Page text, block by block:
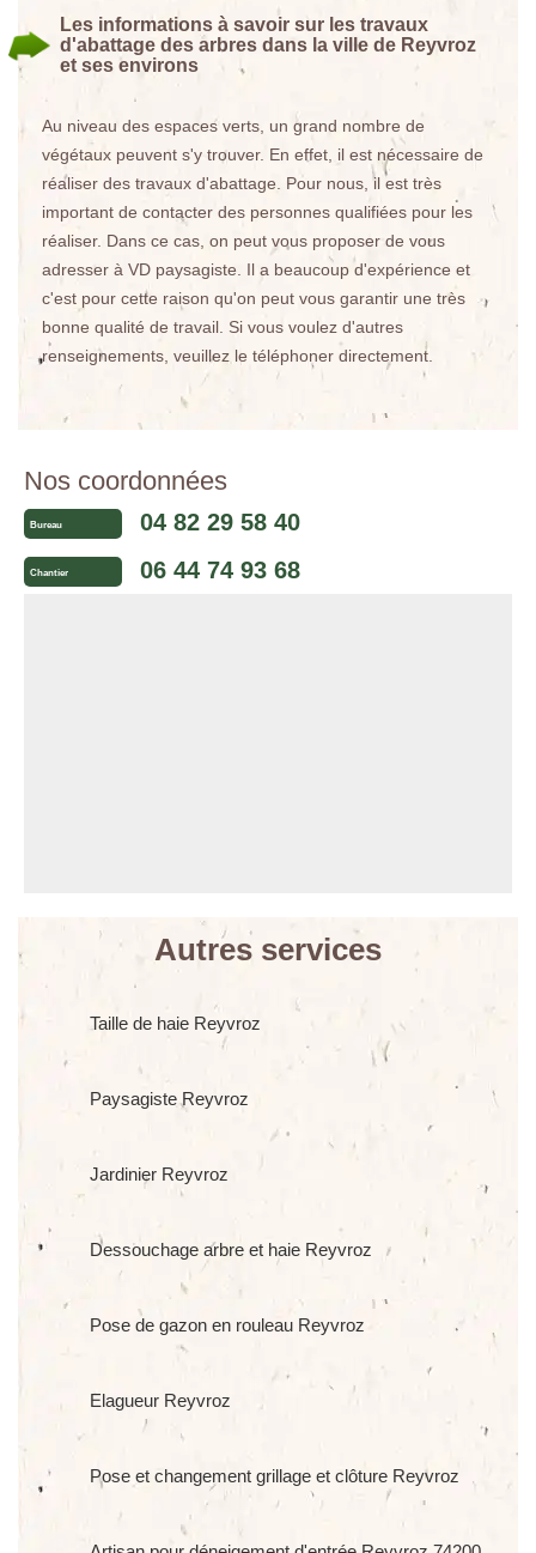
Les informations à savoir sur les travaux
d'abattage des arbres dans la ville de Reyvroz
et ses environs
Au niveau des espaces verts, un grand nombre de
végétaux peuvent s'y trouver. En effet, il est nécessaire de
réaliser des travaux d'abattage. Pour nous, il est très
important de contacter des personnes qualifiées pour les
réaliser. Dans ce cas, on peut vous proposer de vous
adresser à VD paysagiste. Il a beaucoup d'expérience et
c'est pour cette raison qu'on peut vous garantir une très
bonne qualité de travail. Si vous voulez d'autres
renseignements, veuillez le téléphoner directement.
Nos coordonnées
Bureau 04 82 29 58 40
Chantier 06 44 74 93 68
Autres services
Taille de haie Reyvroz
Paysagiste Reyvroz
Jardinier Reyvroz
Dessouchage arbre et haie Reyvroz
Pose de gazon en rouleau Reyvroz
Elagueur Reyvroz
Pose et changement grillage et clôture Reyvroz